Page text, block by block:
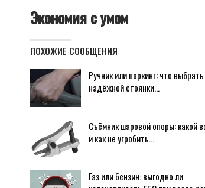
Экономия с умом
ПОХОЖИЕ СООБЩЕНИЯ
Ручник или паркинг: что
надёжной стоянки…
Съёмник шаровой опоры: какой
и как не угробить…
Газ или бензин: выгодно ли